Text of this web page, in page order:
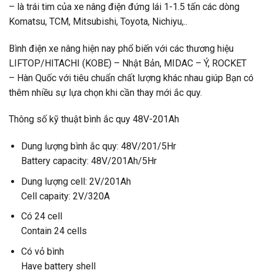
– là trái tim của xe nâng điện đứng lái 1-1.5 tấn các dòng
Komatsu, TCM, Mitsubishi, Toyota, Nichiyu,..
Bình điện xe nâng hiện nay phổ biến với các thương hiệu
LIFTOP/HITACHI (KOBE) – Nhật Bản, MIDAC – Ý, ROCKET
– Hàn Quốc với tiêu chuẩn chất lượng khác nhau giúp Bạn có
thêm nhiều sự lựa chọn khi cần thay mới ắc quy.
Thông số kỹ thuật bình ắc quy 48V-201Ah
Dung lượng bình ắc quy: 48V/201/5Hr
Battery capacity: 48V/201Ah/5Hr
Dung lượng cell: 2V/201Ah
Cell capaity: 2V/320A
Có 24 cell
Contain 24 cells
Có vỏ bình
Have battery shell